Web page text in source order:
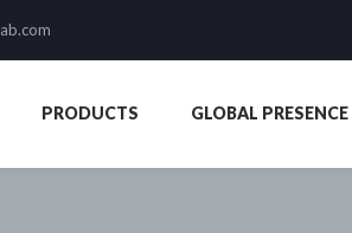
PRODUCTS GLOBAL PRESENCE